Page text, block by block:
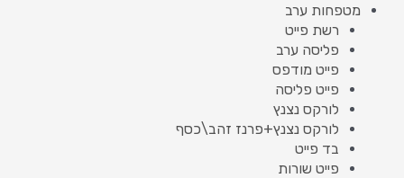
מטפחות ערב
רשת פייט
פליסה ערב
פייט מודפס
פייט פליסה
לורקס נצנץ
לורקס נצנץ+פרנז זהב\כסף
בד פייט
פייט שורות